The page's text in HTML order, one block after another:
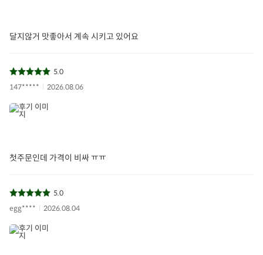
달지않거 맛좋아서 계속 시키고 있어요
5.0
147*****
2026.08.06
첫주문인데 가격이 비싸 ㅠㅠ
5.0
egg****
2026.08.04